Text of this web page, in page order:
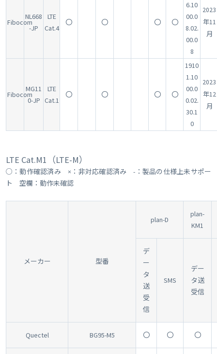
Fibocom
NL668
-JP
LTE
Cat.4
〇 〇 〇 〇
6.10
00.0
8.02.
00.0
8
2023
年11
月
Fibocom
MG11
0-JP
LTE
Cat.1
〇 〇 〇 〇
1910
1.10
00.0
0.02.
30.1
0
2023
年12
月
LTE Cat.M1（LTE-M）
○：動作確認済み ×：非対応確認済み -：製品の仕様上未サポー
ト 空欄：動作未確認
メーカー 型番
plan-D
plan-
KM1
デ
ー
タ
送
受
信
SMS
デー
タ送
受信
Quectel BG95-M5 〇 〇 〇